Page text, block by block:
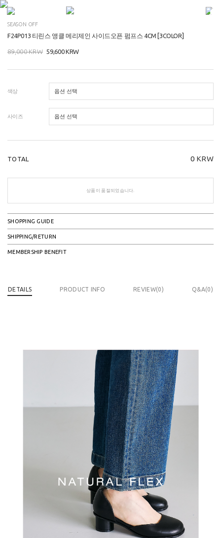
SEASON OFF
F24P013 티린스 앵클 메리제인 사이드오픈 펌프스 4CM [3COLOR]
89,000KRW 59,600KRW
색상
사이즈
TOTAL 0 KRW
상품이 품절되었습니다.
SHOPPING GUIDE
SHIPPING/RETURN
MEMBERSHIP BENEFIT
DETAILS PRODUCT INFO REVIEW(0) Q&A(0)